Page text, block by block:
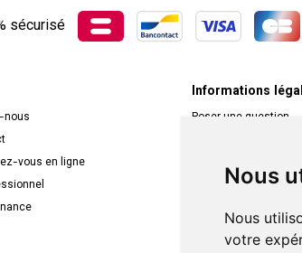
Nous
Nous
votre
sécurisé
nous
vous en ligne
Informations
Poser une question